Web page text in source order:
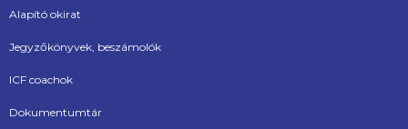
Alapító okirat
Jegyzőkönyvek, beszámolók
ICF coachok
Dokumentumtár